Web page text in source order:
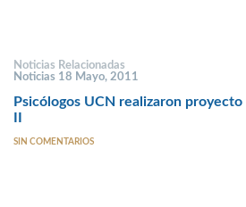
Noticias Relacionadas
Noticias 18 Mayo, 2011
Psicólogos UCN realizaron proyecto
SIN COMENTARIOS